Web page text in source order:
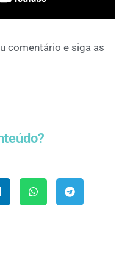
comentário e siga as